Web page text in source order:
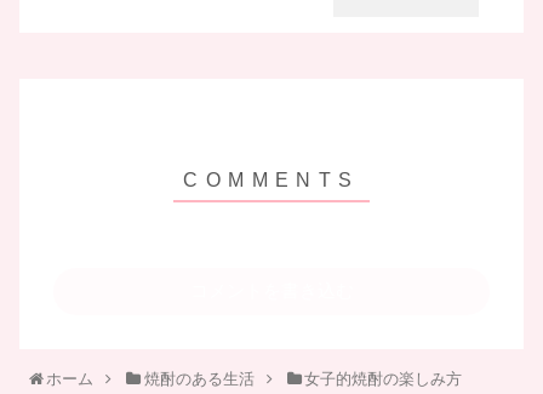
ホーム 焼酎のある生活 女子的焼酎の楽しみ方